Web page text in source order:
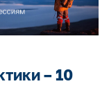
– 10